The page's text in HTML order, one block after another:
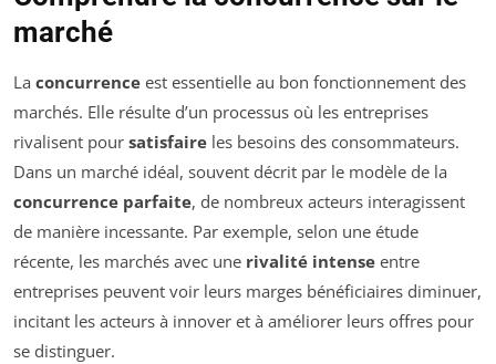
marché
La concurrence est essentielle au bon fonctionnement des
marchés. Elle résulte d’un processus où les entreprises
rivalisent pour satisfaire les besoins des consommateurs.
Dans un marché idéal, souvent décrit par le modèle de la
concurrence parfaite, de nombreux acteurs interagissent
de manière incessante. Par exemple, selon une étude
récente, les marchés avec une rivalité intense entre
entreprises peuvent voir leurs marges bénéficiaires diminuer,
incitant les acteurs à innover et à améliorer leurs offres pour
se distinguer.